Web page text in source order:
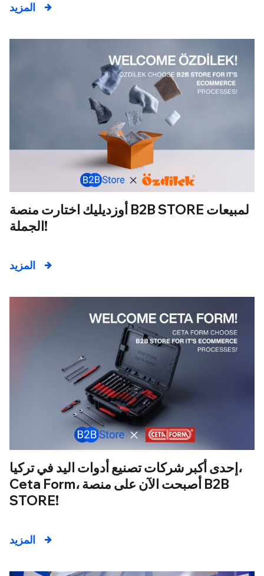
المزيد
أوزديليك اختارت منصة B2B STORE لمبيعات
الجملة!
المزيد
إحدى أكبر شركات تصنيع أدوات اليد في تركيا،
Ceta Form، أصبحت الآن على منصة B2B
STORE!
المزيد